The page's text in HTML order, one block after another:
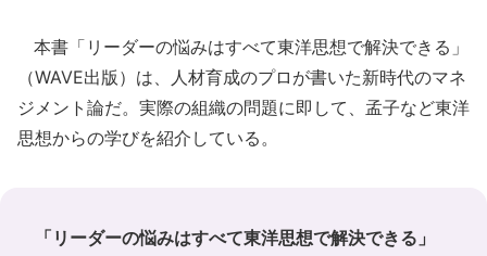
本書「リーダーの悩みはすべて東洋思想で解決できる」
（WAVE出版）は、人材育成のプロが書いた新時代のマネ
ジメント論だ。実際の組織の問題に即して、孟子など東洋
思想からの学びを紹介している。
「リーダーの悩みはすべて東洋思想で解決できる」